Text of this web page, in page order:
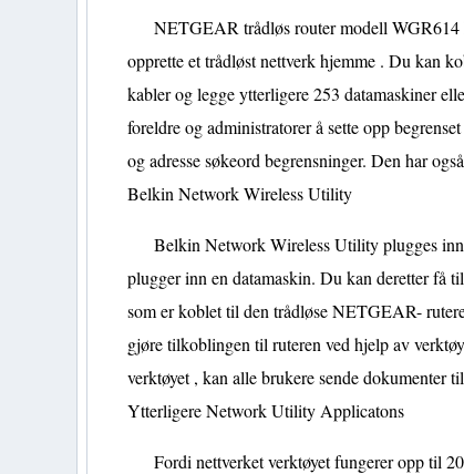
NETGEAR trådløs router modell WGR614
opprette et trådløst nettverk hjemme . Du kan
kabler og legge ytterligere 253 datamaskiner
foreldre og administratorer å sette opp
og adresse søkeord begrensninger. Den har
Belkin Network Wireless Utility
Belkin Network Wireless Utility plugges
plugger inn en datamaskin. Du kan deretter få
som er koblet til den trådløse NETGEAR-
gjøre tilkoblingen til ruteren ved hjelp av
verktøyet , kan alle brukere sende dokumenter
Ytterligere Network Utility Applicatons
Fordi nettverket verktøyet fungerer opp til